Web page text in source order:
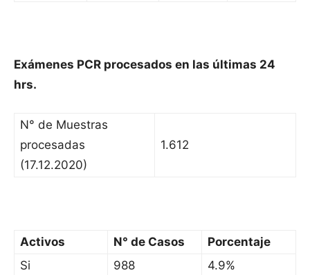
Exámenes PCR procesados en las últimas 24
hrs.
N° de Muestras
procesadas
(17.12.2020)
1.612
Activos N° de Casos
Porcentaje
Si
988
4.9%